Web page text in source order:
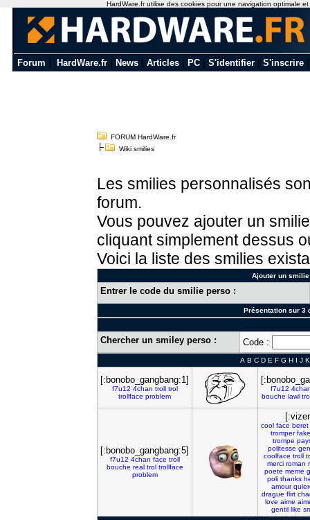
Forum HardWare.fr News Articles PC S'identifier S'inscrire
FORUM HardWare.fr
Wiki smilies
Les smilies personnalisés
forum.
Vous pouvez ajouter un
cliquant simplement dessus
Voici la liste des smilies
Ajouter un
Entrer le code du smilie perso :
Présentation sur 3
Chercher un smiley perso : Code :
A B C D E F G H I J K
[:bonobo_gangbang:1]
f7u12 4chan troll trol
trollface problem
f7u12
bouche lawl
[:bonobo_gangbang:5]
f7u12 4chan face troll
bouche real trol trollface
problem
cool face beret
tromper fake
trompe
politesse
coolface troll
merci roman
poete meme
poli thanks
amour
drague flirt
love aime
gentil like
HardWare.fr utilise des cookies pour une navigation optimale